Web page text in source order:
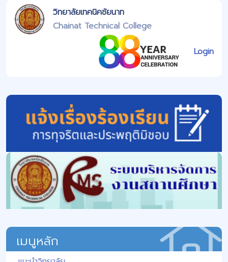
วิทยาลัยเทคนิคชัยนาท
Chainat Technical College
Login
เมนูหลัก